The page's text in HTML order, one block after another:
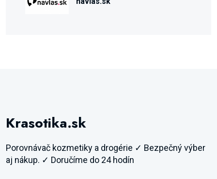
Krasotika.sk
Porovnávač kozmetiky a drogérie ✓ Bezpečný výber
aj nákup. ✓ Doručíme do 24 hodín